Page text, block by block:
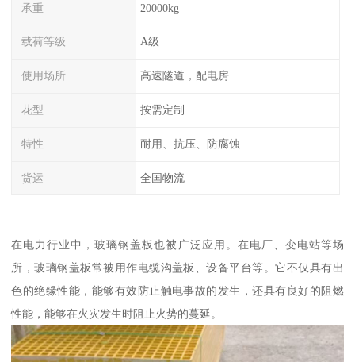
承重 20000kg
载荷等级 A级
使用场所 高速隧道，配电房
花型 按需定制
特性 耐用、抗压、防腐蚀
货运 全国物流
在电力行业中，玻璃钢盖板也被广泛应用。在电厂、变电站等场
所，玻璃钢盖板常被用作电缆沟盖板、设备平台等。它不仅具有出
色的绝缘性能，能够有效防止触电事故的发生，还具有良好的阻燃
性能，能够在火灾发生时阻止火势的蔓延。